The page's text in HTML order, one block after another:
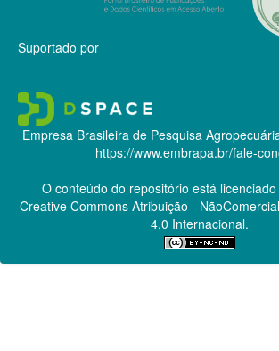
Suportado por
Empresa Brasileira de Pesquisa
https://www.embrapa.br/fale-
O conteúdo do repositório está
Creative CommonsAtribuição -
4.0 Internacional.